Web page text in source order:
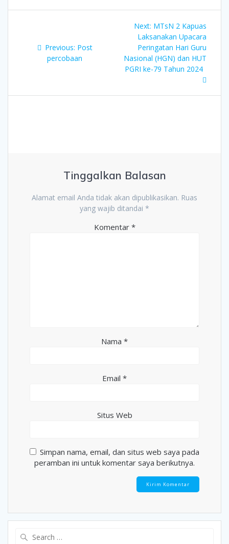
pos
Previous: Previous
post:
Post
percobaan
Next: Next
post:
MTsN 2 Kapuas
Laksanakan Upacara
Peringatan Hari Guru
Nasional (HGN) dan HUT
PGRI ke-79 Tahun 2024
Tinggalkan Balasan
Alamat email Anda tidak akan dipublikasikan. Ruas
yang wajib ditandai *
Komentar *
Nama *
Email *
Situs Web
Simpan nama, email, dan situs web saya pada
peramban ini untuk komentar saya berikutnya.